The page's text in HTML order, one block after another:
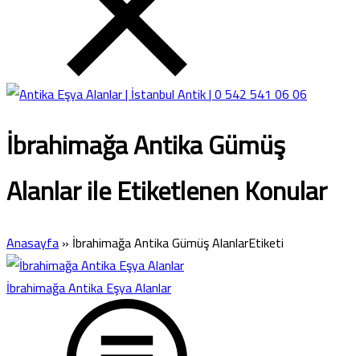
İbrahimağa Antika Gümüş
Alanlar ile Etiketlenen Konular
Anasayfa» İbrahimağa Antika Gümüş AlanlarEtiketi
İbrahimağa Antika Eşya Alanlar